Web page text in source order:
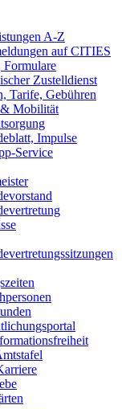
A-Z
auf CITIES
Formulare
Zustelldienst
Tarife, Gebühren
Mobilität
Impulse
Service